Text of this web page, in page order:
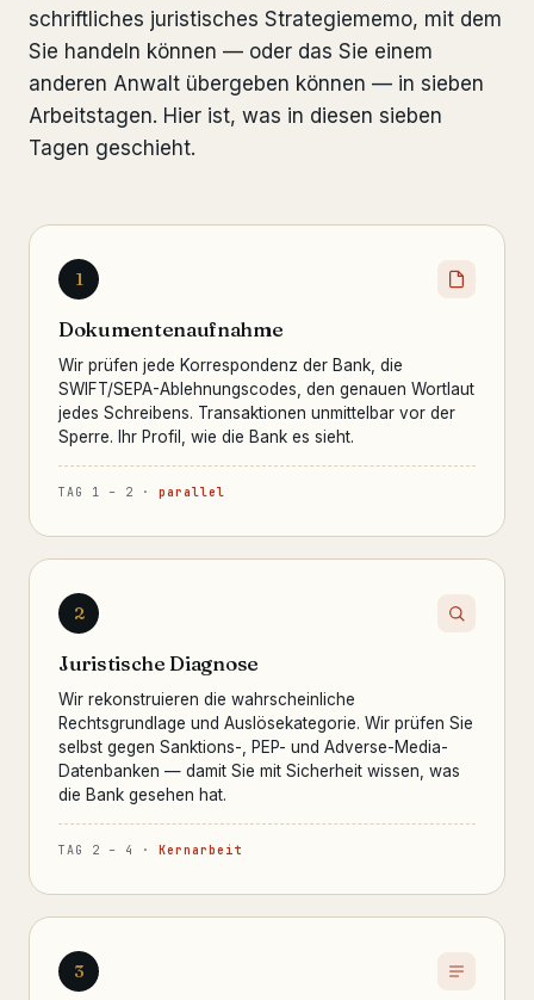
schriftliches juristisches Strategiememo, mit dem
Sie handeln können — oder das Sie einem
anderen Anwalt übergeben können — in sieben
Arbeitstagen. Hier ist, was in diesen sieben
Tagen geschieht.
1
Dokumentenaufnahme
Wir prüfen jede Korrespondenz der Bank, die
SWIFT/SEPA-Ablehnungscodes, den genauen Wortlaut
jedes Schreibens. Transaktionen unmittelbar vor der
Sperre. Ihr Profil, wie die Bank es sieht.
TAG 1 – 2 · parallel
2
Juristische Diagnose
Wir rekonstruieren die wahrscheinliche
Rechtsgrundlage und Auslösekategorie. Wir prüfen Sie
selbst gegen Sanktions-, PEP- und Adverse-Media-
Datenbanken — damit Sie mit Sicherheit wissen, was
die Bank gesehen hat.
TAG 2 – 4 · Kernarbeit
3